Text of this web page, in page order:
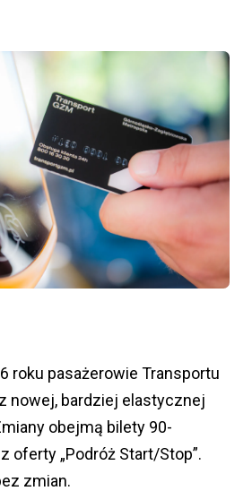
roku pasażerowie Transportu
nowej, bardziej elastycznej
obejmą bilety 90-
oferty „Podróż Start/Stop”.
zmian.